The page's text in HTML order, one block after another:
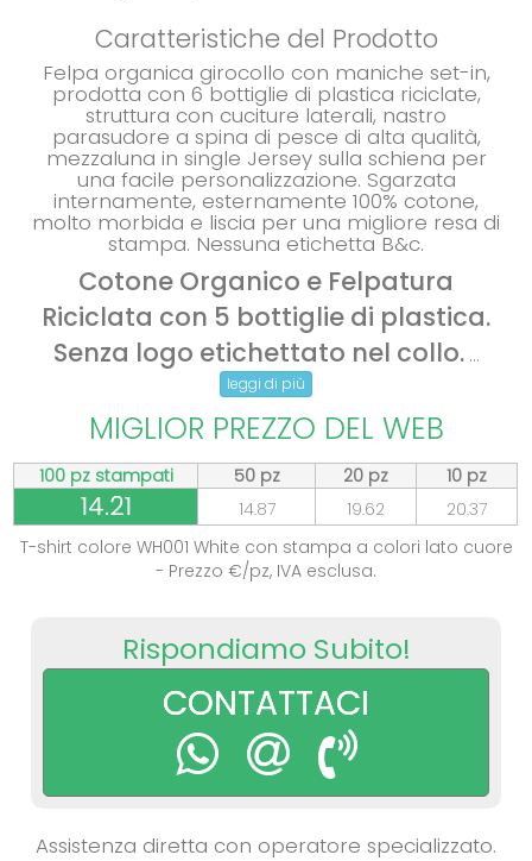
Caratteristiche del Prodotto
Felpa organica girocollo con maniche set-in,
prodotta con 6 bottiglie di plastica riciclate,
struttura con cuciture laterali, nastro
parasudore a spina di pesce di alta qualità,
mezzaluna in single Jersey sulla schiena per
una facile personalizzazione. Sgarzata
internamente, esternamente 100% cotone,
molto morbida e liscia per una migliore resa di
stampa. Nessuna etichetta B&c.
Cotone Organico e Felpatura
Riciclata con 5 bottiglie di plastica.
Senza logo etichettato nel collo. ...
leggi di più
MIGLIOR PREZZO DEL WEB
100 pz stampati 50 pz 20 pz 10 pz
14.21 14.87 19.62
20.37
T-shirt colore WH001 White con stampa a colori lato cuore
- Prezzo €/pz, IVA esclusa.
Rispondiamo Subito!
CONTATTACI
Assistenza diretta con operatore specializzato.